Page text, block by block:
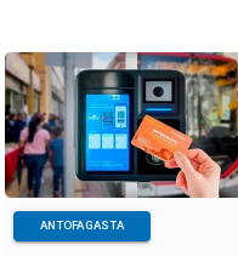
ANTOFAGASTA